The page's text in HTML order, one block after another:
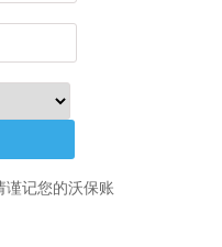
谨记您的沃保账